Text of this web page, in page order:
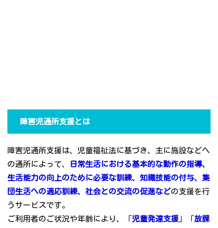
障害児通所支援とは
障害児通所支援は、児童福祉法に基づき、主に施設などへ
の通所によって、
日常生活における基本的な動作の指導、
生活能力の向上のために必要な訓練、知識技能の付与、集
団生活への適応訓練、社会との交流の促進などの支援を行
うサービスです。
ご利用者のご状況や年齢により、「児童発達支援 」「放課